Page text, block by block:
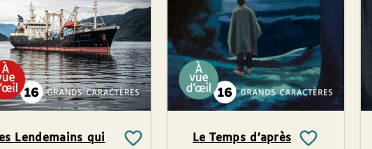
Lendemains qui Le Temps d’après